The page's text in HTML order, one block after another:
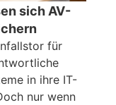
sich AV-
für
in ihre IT-
nur wenn